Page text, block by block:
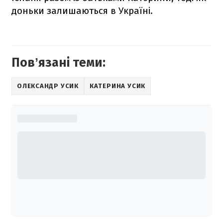
доньки залишаються в Україні.
Повʼязані теми:
ОЛЕКСАНДР УСИК КАТЕРИНА УСИК